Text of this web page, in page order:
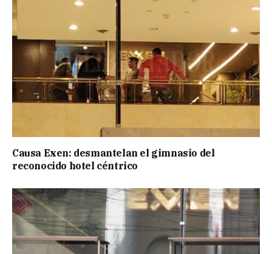
Causa Exen: desmantelan el gimnasio del
reconocido hotel céntrico